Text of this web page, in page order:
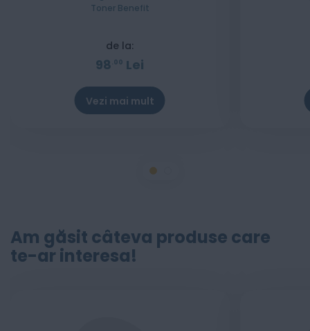
Toner Benefit
de la:
98 00 Lei
Vezi mai mult
Stoc epuizat
Am găsit câteva produse care
te-ar interesa!